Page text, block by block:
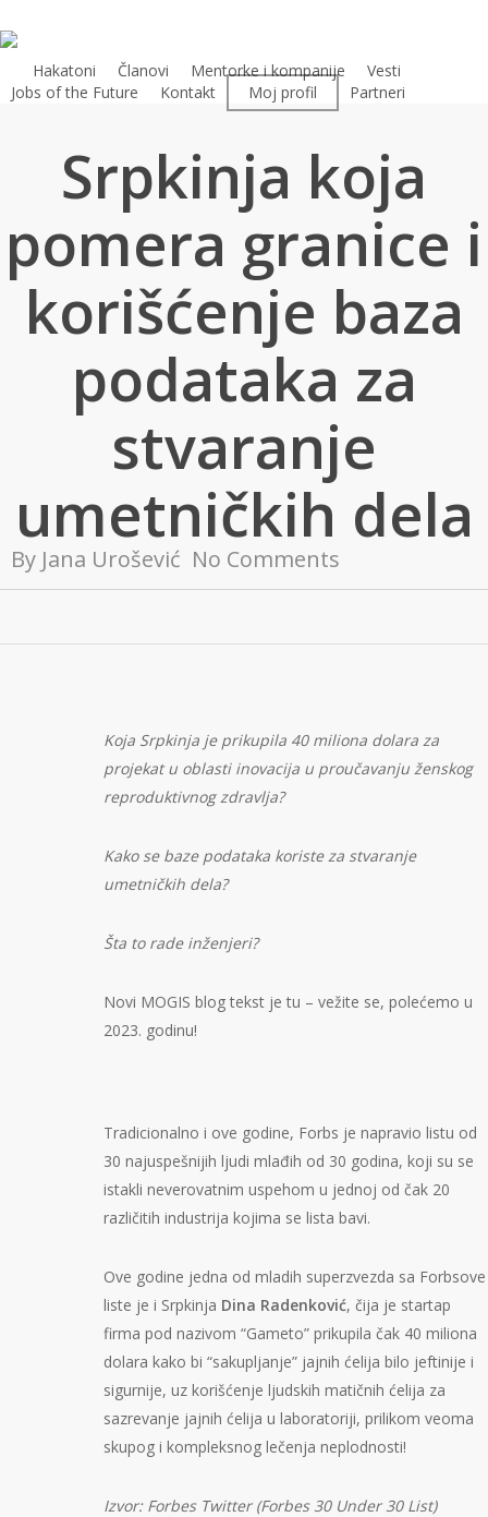
to
content
Hakatoni Članovi Mentorke i kompanije
Vesti
Jobs of the Future
Kontakt Moj profil Partneri
Srpkinja koja
pomera granice i
korišćenje baza
podataka za
stvaranje
umetničkih dela
By Jana Urošević No Comments
Koja Srpkinja je prikupila 40 miliona dolara za
projekat u oblasti inovacija u proučavanju ženskog
reproduktivnog zdravlja?
Kako se baze podataka koriste za stvaranje
umetničkih dela?
Šta to rade inženjeri?
Novi MOGIS blog tekst je tu – vežite se, polećemo u
2023. godinu!
Tradicionalno i ove godine, Forbs je napravio listu od
30 najuspešnijih ljudi mlađih od 30 godina, koji su se
istakli neverovatnim uspehom u jednoj od čak 20
različitih industrija kojima se lista bavi.
Ove godine jedna od mladih superzvezda sa Forbsove
liste je i Srpkinja Dina Radenković, čija je startap
firma pod nazivom “Gameto” prikupila čak 40 miliona
dolara kako bi “sakupljanje” jajnih ćelija bilo jeftinije i
sigurnije, uz korišćenje ljudskih matičnih ćelija za
sazrevanje jajnih ćelija u laboratoriji, prilikom veoma
skupog i kompleksnog lečenja neplodnosti!
Izvor: Forbes Twitter (Forbes 30 Under 30 List)